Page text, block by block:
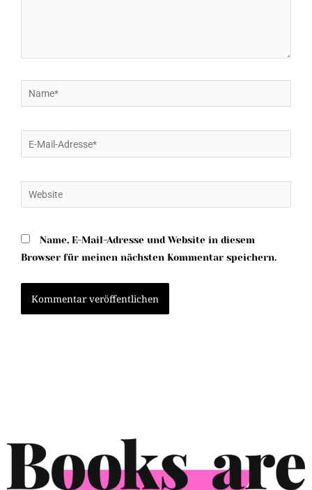
Name*
E-
Mail-
Website
Name, E-Mail-Adresse und Website in diesem
Browser für meinen nächsten Kommentar speichern.